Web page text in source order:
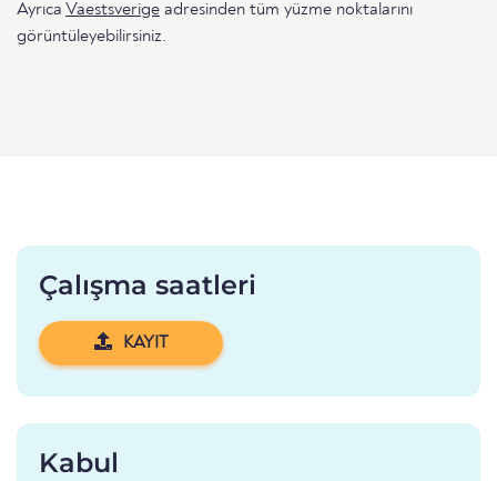
Ayrıca Vaestsverige adresinden tüm yüzme noktalarını
görüntüleyebilirsiniz.
Çalışma saatleri
KAYIT
Kabul